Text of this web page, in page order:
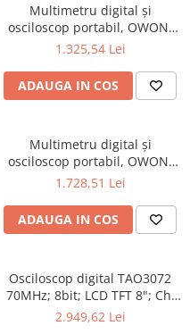
Multimetru digital și
osciloscop portabil, OWON,
HDS2102, 200mV-1kV, 200mA-
1.325,54 Lei
ADAUGA IN COS
Multimetru digital și
osciloscop portabil, OWON,
HDS2202, 200mV-1kV, 200mA-
1.728,51 Lei
ADAUGA IN COS
Osciloscop digital TAO3072
70MHz; 8bit; LCD TFT 8"; Ch:
2; 1Gsps; 40Mpts sustinand
2.949,62 Lei